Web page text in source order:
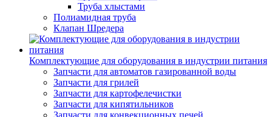
Труба хлыстами
Полиамидная труба
Клапан Шредера
Комплектующие для оборудования в индустрии питания
Запчасти для автоматов газированной воды
Запчасти для грилей
Запчасти для картофелечистки
Запчасти для кипятильников
Запчасти для конвекционных печей